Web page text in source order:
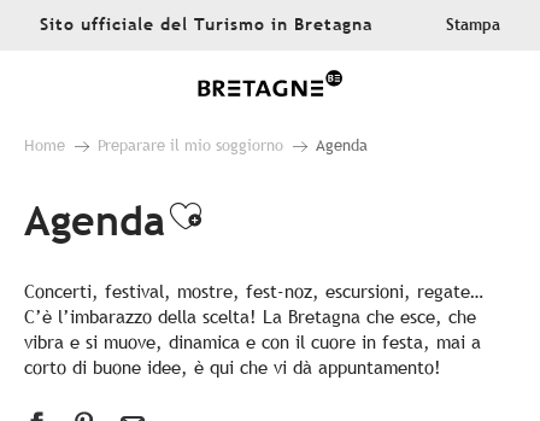
AllerSito ufficiale del Turismo in Bretagna Stampa
Home Preparare il mio soggiorno Agenda
AgendaAjouter aux favoris
Concerti, festival, mostre, fest-noz, escursioni, regate…
C’è l’imbarazzo della scelta! La Bretagna che esce, che
vibra e si muove, dinamica e con il cuore in festa, mai a
corto di buone idee, è qui che vi dà appuntamento!